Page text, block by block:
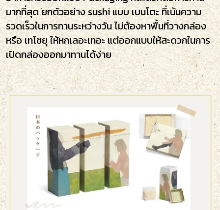
มากที่สุด ยกตัวอย่าง sushi แบบ เบนโตะ ที่เน้นความ
รวดเร็วในการทานระหว่างวัน ไม่ต้องหาพื้นที่วางกล่อง
หรือ เทโชยุ ให้หกเลอะเทอะ แต่ออกแบบให้สะดวกในการ
เปิดกล่องออกมาทานได้ง่าย